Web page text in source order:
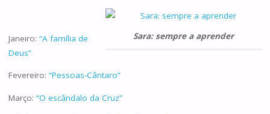
Sara: sempre a aprender
Janeiro: “A família de
Deus”
Fevereiro: “Pessoas-Cântaro”
Março: “O escândalo da Cruz”